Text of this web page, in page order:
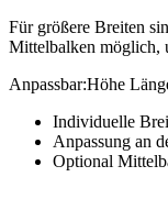
Für größere Breiten
Mittelbalken möglich,
Anpassbar:Höhe
Individuelle
Anpassung an
Optional